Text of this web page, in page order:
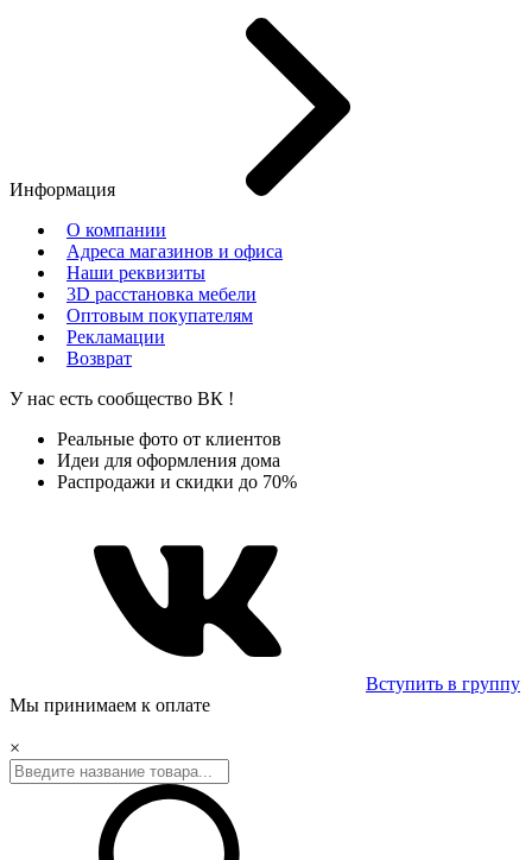
Информация
О компании
Адреса магазинов и офиса
Наши реквизиты
3D расстановка мебели
Оптовым покупателям
Рекламации
Возврат
У нас есть сообщество ВК !
Реальные фото от клиентов
Идеи для оформления дома
Распродажи и скидки до 70%
Вступить в группу
Мы принимаем к оплате
×